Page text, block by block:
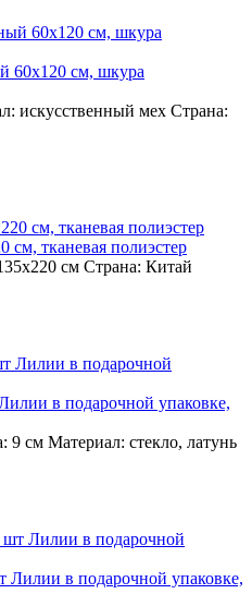
60х120 см, шкура
искусственный мех Страна:
см, тканевая полиэстер
см Страна: Китай
в подарочной упаковке,
9 см Материал: стекло, латунь
Лилии в подарочной упаковке,